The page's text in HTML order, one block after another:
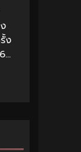
ง